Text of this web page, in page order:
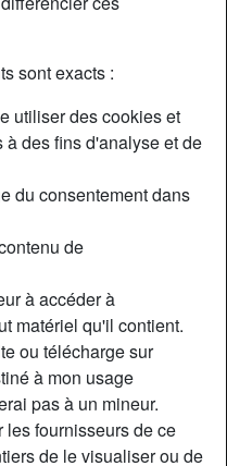
sont exacts :
utiliser des cookies et
des fins d'analyse et de
du consentement dans
de
à accéder à
matériel qu'il contient.
ou télécharge sur
à mon usage
pas à un mineur.
les fournisseurs de ce
de le visualiser ou de
37
Vaucluse
Célibataire
159 cm